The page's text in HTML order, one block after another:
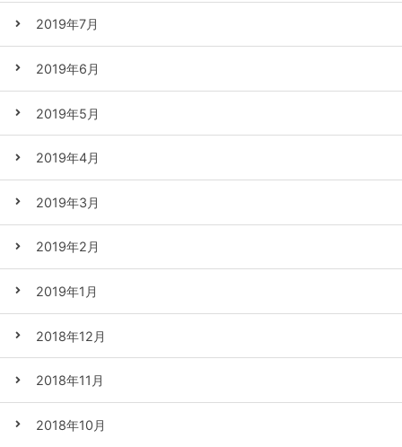
2019年7月
2019年6月
2019年5月
2019年4月
2019年3月
2019年2月
2019年1月
2018年12月
2018年11月
2018年10月